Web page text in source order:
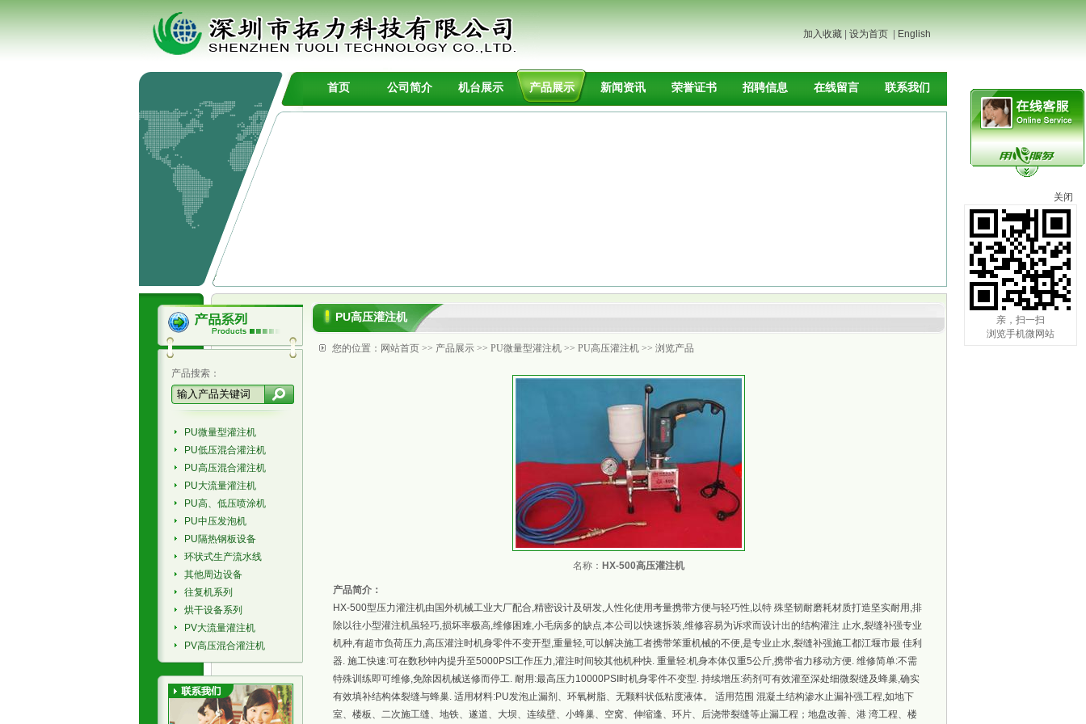
关闭
亲，扫一扫
浏览手机微网站
加入收藏 设为首页 English
首页 公司简介 机台展示 产品展示 新闻资讯 荣誉证书 招聘信息 在线留言 联系我们
产品搜索：
PU微量型灌注机
PU低压混合灌注机
PU高压混合灌注机
PU大流量灌注机
PU高、低压喷涂机
PU中压发泡机
PU隔热钢板设备
环状式生产流水线
其他周边设备
往复机系列
烘干设备系列
PV大流量灌注机
PV高压混合灌注机
PU高压灌注机
您的位置： 网站首页 >> 产品展示 >> PU微量型灌注机 >> PU高压灌注机 >> 浏览产品
名称： HX-500高压灌注机
产品简介：
HX-500型压力灌注机由国外机械工业大厂配合,精密设计及研发,人性化使用考量携带方便与轻巧性,以特 殊坚韧耐磨耗材质打造坚实耐用,排
除以往小型灌注机虽轻巧,损坏率极高,维修困难,小毛病多的缺点,本公司以快速拆装,维修容易为诉求而设计出的结构灌注 止水,裂缝补强专业
机种,有超市负荷压力,高压灌注时机身零件不变开型,重量轻,可以解决施工者携带笨重机械的不便,是专业止水,裂缝补强施工都江堰市最 佳利
器. 施工快速:可在数秒钟内提升至5000PSI工作压力,灌注时间较其他机种快. 重量轻:机身本体仅重5公斤,携带省力移动方便. 维修简单:不需
特殊训练即可维修,免除因机械送修而停工. 耐用:最高压力10000PSI时机身零件不变型. 持续增压:药剂可有效灌至深处细微裂缝及蜂巢,确实
有效填补结构体裂缝与蜂巢. 适用材料:PU发泡止漏剂、环氧树脂、无颗料状低粘度液体。 适用范围 混凝土结构渗水止漏补强工程,如地下
室、楼板、二次施工缝、地铁、遂道、大坝、连续壁、小蜂巢、空窝、伸缩逢、环片、后浇带裂缝等止漏工程；地盘改善、港 湾工程、楼